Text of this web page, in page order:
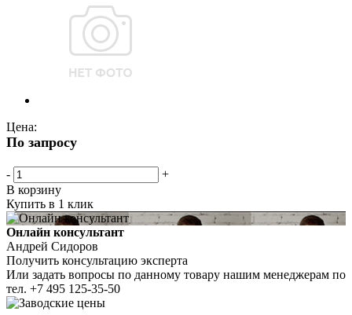
Цена:
По запросу
-
+
В корзину
Купить в 1 клик
Онлайн консультант
Андрей Сидоров
Получить консультацию эксперта
Или задать вопросы по данному товару нашим менеджерам по
тел. +7 495 125-35-50